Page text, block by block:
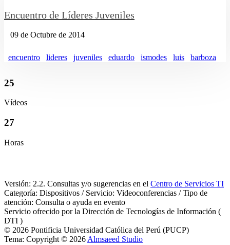
Encuentro de Líderes Juveniles
09 de Octubre de 2014
encuentro lideres juveniles eduardo ismodes luis barboza
25
Vídeos
27
Horas
Versión: 2.2. Consultas y/o sugerencias en el Centro de Servicios TI
Categoría: Dispositivos / Servicio: Videoconferencias / Tipo de
atención: Consulta o ayuda en evento
Servicio ofrecido por la Dirección de Tecnologías de Información (
DTI )
© 2026 Pontificia Universidad Católica del Perú (PUCP)
Tema: Copyright © 2026 Almsaeed Studio